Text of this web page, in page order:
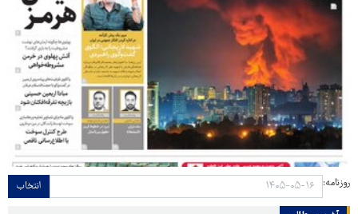
روزنامه: انتخاب